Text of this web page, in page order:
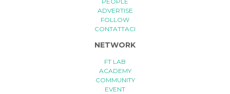
ADVERTISE
FOLLOW
CONTATTACI
NETWORK
FT LAB
ACADEMY
COMMUNITY
EVENT